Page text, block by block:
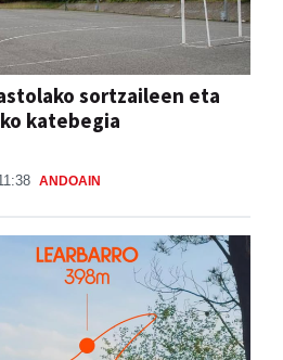
sortzaileen eta
katebegia
ANDOAIN